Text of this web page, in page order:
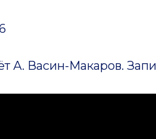
А. Васин-Макаров.